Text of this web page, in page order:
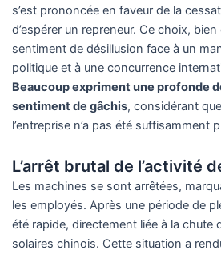
s’est prononcée en faveur de la
d’espérer un repreneur. Ce choix,
sentiment de désillusion face à un
politique et à une concurrence
Beaucoup expriment une profonde
sentiment de gâchis, considérant
l’entreprise n’a pas été suffisamment
L’arrêt brutal de l’activité
Les machines se sont arrêtées,
les employés. Après une période de
été rapide, directement liée à la chute
solaires chinois. Cette situation a